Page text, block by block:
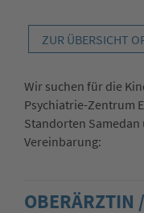
ZUR ÜBERSICHT
Wir suchen für die
Psychiatrie-Zentrum
Standorten
Vereinbarung:
OBERÄRZTIN